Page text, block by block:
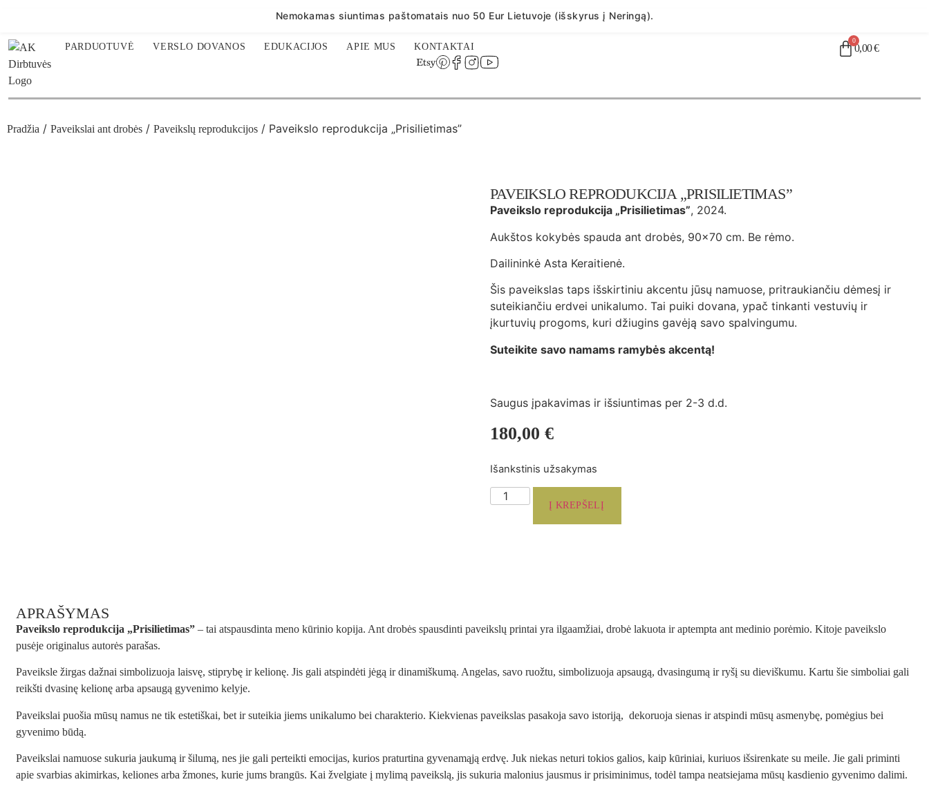
Nemokamas siuntimas paštomatais nuo 50 Eur Lietuvoje (išskyrus į Neringą).
PARDUOTUVĖ VERSLO DOVANOS EDUKACIJOS APIE MUS KONTAKTAI 0,00€
0
Pradžia / Paveikslai ant drobės / Paveikslų reprodukcijos / Paveikslo reprodukcija „Prisilietimas”
PAVEIKSLO REPRODUKCIJA „PRISILIETIMAS”
Paveikslo reprodukcija „Prisilietimas”, 2024.
Aukštos kokybės spauda ant drobės, 90×70 cm. Be rėmo.
Dailininkė Asta Keraitienė.
Šis paveikslas taps išskirtiniu akcentu jūsų namuose, pritraukiančiu dėmesį ir
suteikiančiu erdvei unikalumo. Tai puiki dovana, ypač tinkanti vestuvių ir
įkurtuvių progoms, kuri džiugins gavėją savo spalvingumu.
Suteikite savo namams ramybės akcentą!
Saugus įpakavimas ir išsiuntimas per 2-3 d.d.
180,00€
Išankstinis užsakymas
Į KREPŠELĮ
APRAŠYMAS
Paveikslo reprodukcija „Prisilietimas”– tai atspausdinta meno kūrinio kopija. Ant drobės spausdinti paveikslų printai yra ilgaamžiai, drobė lakuota ir aptempta ant medinio porėmio. Kitoje paveikslo
pusėje originalus autorės parašas.
Paveiksle žirgas dažnai simbolizuoja laisvę, stiprybę ir kelionę. Jis gali atspindėti jėgą ir dinamiškumą. Angelas, savo ruožtu, simbolizuoja apsaugą, dvasingumą ir ryšį su dieviškumu. Kartu šie simboliai gali
reikšti dvasinę kelionę arba apsaugą gyvenimo kelyje.
Paveikslai puošia mūsų namus ne tik estetiškai, bet ir suteikia jiems unikalumo bei charakterio. Kiekvienas paveikslas pasakoja savo istoriją, dekoruoja sienas ir atspindi mūsų asmenybę, pomėgius bei
gyvenimo būdą.
Paveikslai namuose sukuria jaukumą ir šilumą, nes jie gali perteikti emocijas, kurios praturtina gyvenamąją erdvę. Juk niekas neturi tokios galios, kaip kūriniai, kuriuos išsirenkate su meile. Jie gali priminti
apie svarbias akimirkas, keliones arba žmones, kurie jums brangūs. Kai žvelgiate į mylimą paveikslą, jis sukuria malonius jausmus ir prisiminimus, todėl tampa neatsiejama mūsų kasdienio gyvenimo dalimi.